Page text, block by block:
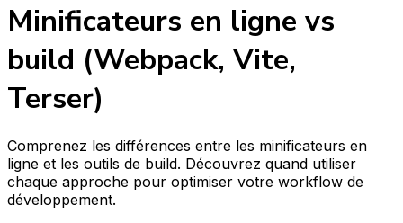
Minificateurs en ligne vs
build (Webpack, Vite,
Terser)
Comprenez les différences entre les minificateurs en
ligne et les outils de build. Découvrez quand utiliser
chaque approche pour optimiser votre workflow de
développement.